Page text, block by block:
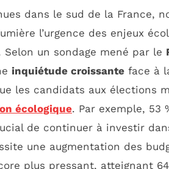
dans le sud de la France,
l’urgence des enjeux
un sondage mené par le
inquiétude croissante face à
les candidats aux élections
écologique. Par exemple, 53
de continuer à investir
une augmentation des
plus pressant, atteignant